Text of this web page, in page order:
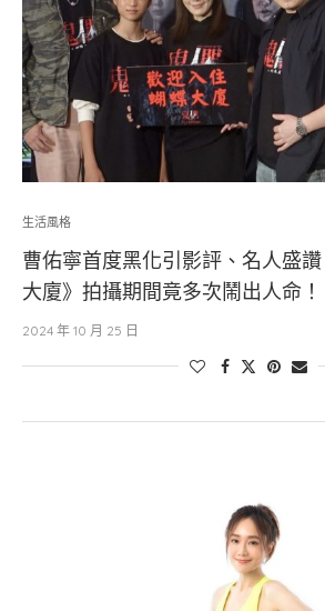
生活風格
曹佑寧首度黑化引影評、名人盛
大廈》拍攝期間竟多次鬧出人命！
2024 年 10 月 25 日